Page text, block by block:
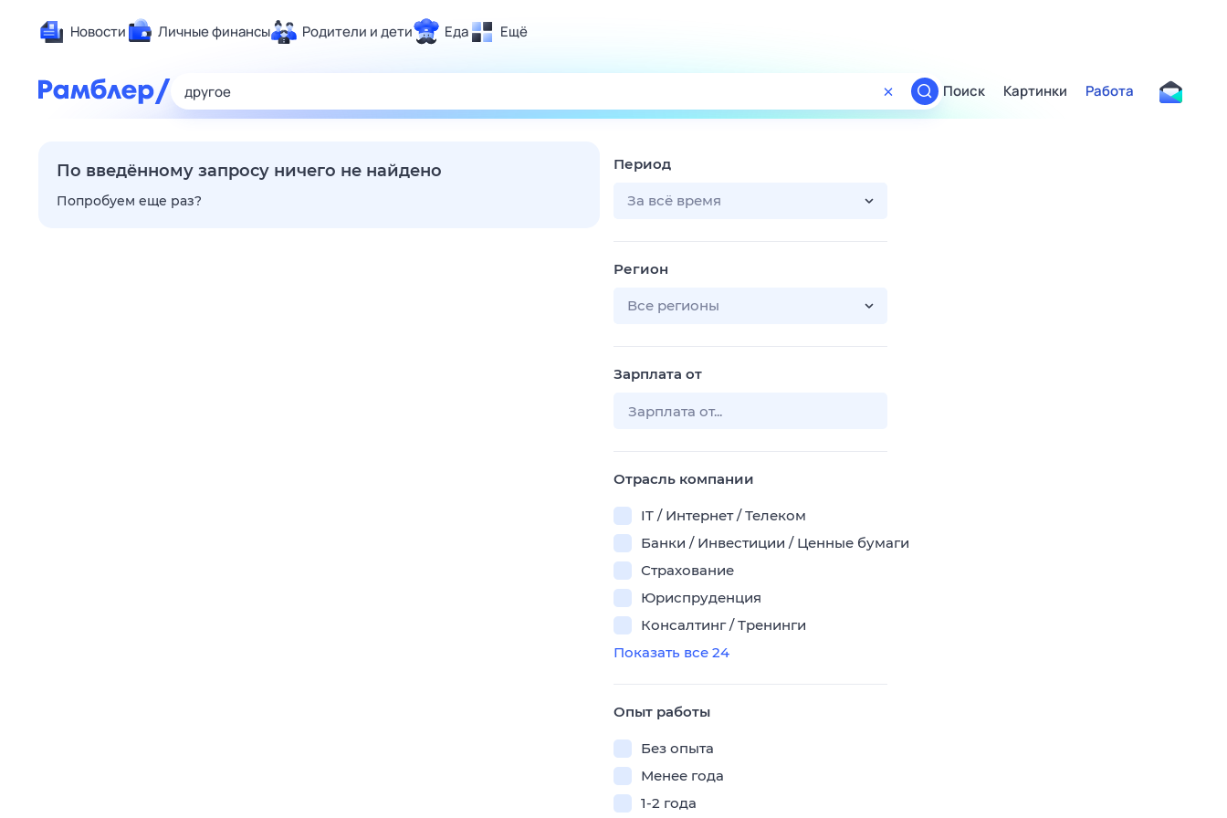
Новости Личные финансы Родители и дети Еда Ещё
Развлечения и отдых
Спорт
Поиск
ТВ-программа
Поиск Картинки Работа
По введённому запросу ничего не найдено
Попробуем еще раз?
Период
За всё время
Регион
Все регионы
Зарплата от
Отрасль компании
IT / Интернет / Телеком
Банки / Инвестиции / Ценные бумаги
Страхование
Юриспруденция
Консалтинг / Тренинги
Показать все 24
Опыт работы
Без опыта
Менее года
1-2 года